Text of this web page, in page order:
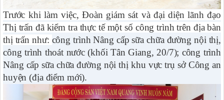
Trước khi làm việc, Đoàn giám sát và đại diện lãnh đạo
Thị trấn đã kiểm tra thực tế một số công trình trên địa bàn
thị trấn như: công trình Nâng cấp sữa chữa đường nội thị,
công trình thoát nước (khối Tân Giang, 20/7); công trình
Nâng cấp sữa chữa đường nội thị khu vực trụ sở Công an
huyện (địa điểm mới).